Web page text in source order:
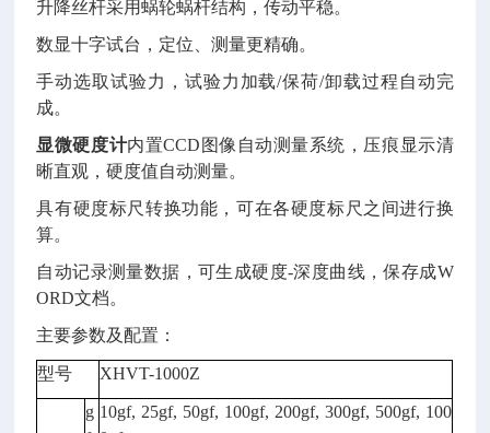
升降丝杆采用蜗轮蜗杆结构，传动平稳。
数显十字试台，定位、测量更精确。
手动选取试验力，试验力加载/保荷/卸载过程自动完
成。
显微硬度计内置CCD图像自动测量系统，压痕显示清
晰直观，硬度值自动测量。
具有硬度标尺转换功能，可在各硬度标尺之间进行换
算。
自动记录测量数据，可生成硬度-深度曲线，保存成W
ORD文档。
主要参数及配置：
型号 XHVT-1000Z
g 10gf, 25gf, 50gf, 100gf, 200gf, 300gf, 500gf, 100